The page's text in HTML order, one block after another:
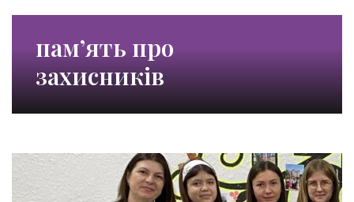
пам’ять про
захисників